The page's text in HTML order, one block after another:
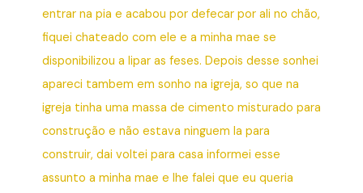
entrar na pia e acabou por defecar por ali no chão,
fiquei chateado com ele e a minha mae se
disponibilizou a lipar as feses. Depois desse sonhei
apareci tambem em sonho na igreja, so que na
igreja tinha uma massa de cimento misturado para
construção e não estava ninguem la para
construir, dai voltei para casa informei esse
assunto a minha mae e lhe falei que eu queria